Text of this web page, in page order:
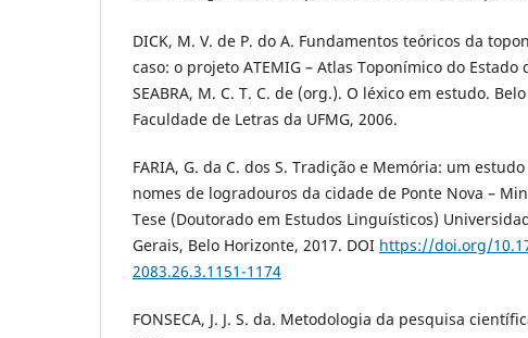
DICK, M. V. de P. do A. Fundamentos teóricos da
caso: o projeto ATEMIG – Atlas Toponímico do Estado
SEABRA, M. C. T. C. de (org.). O léxico em estudo.
Faculdade de Letras da UFMG, 2006.
FARIA, G. da C. dos S. Tradição e Memória: um
nomes de logradouros da cidade de Ponte Nova –
Tese (Doutorado em Estudos Linguísticos)
Gerais, Belo Horizonte, 2017. DOI https://doi.org/
2083.26.3.1151-1174
FONSECA, J. J. S. da. Metodologia da pesquisa